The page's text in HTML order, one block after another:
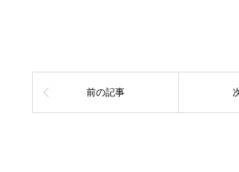
前の記事